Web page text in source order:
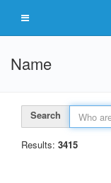
Name
Search
Results: 3415